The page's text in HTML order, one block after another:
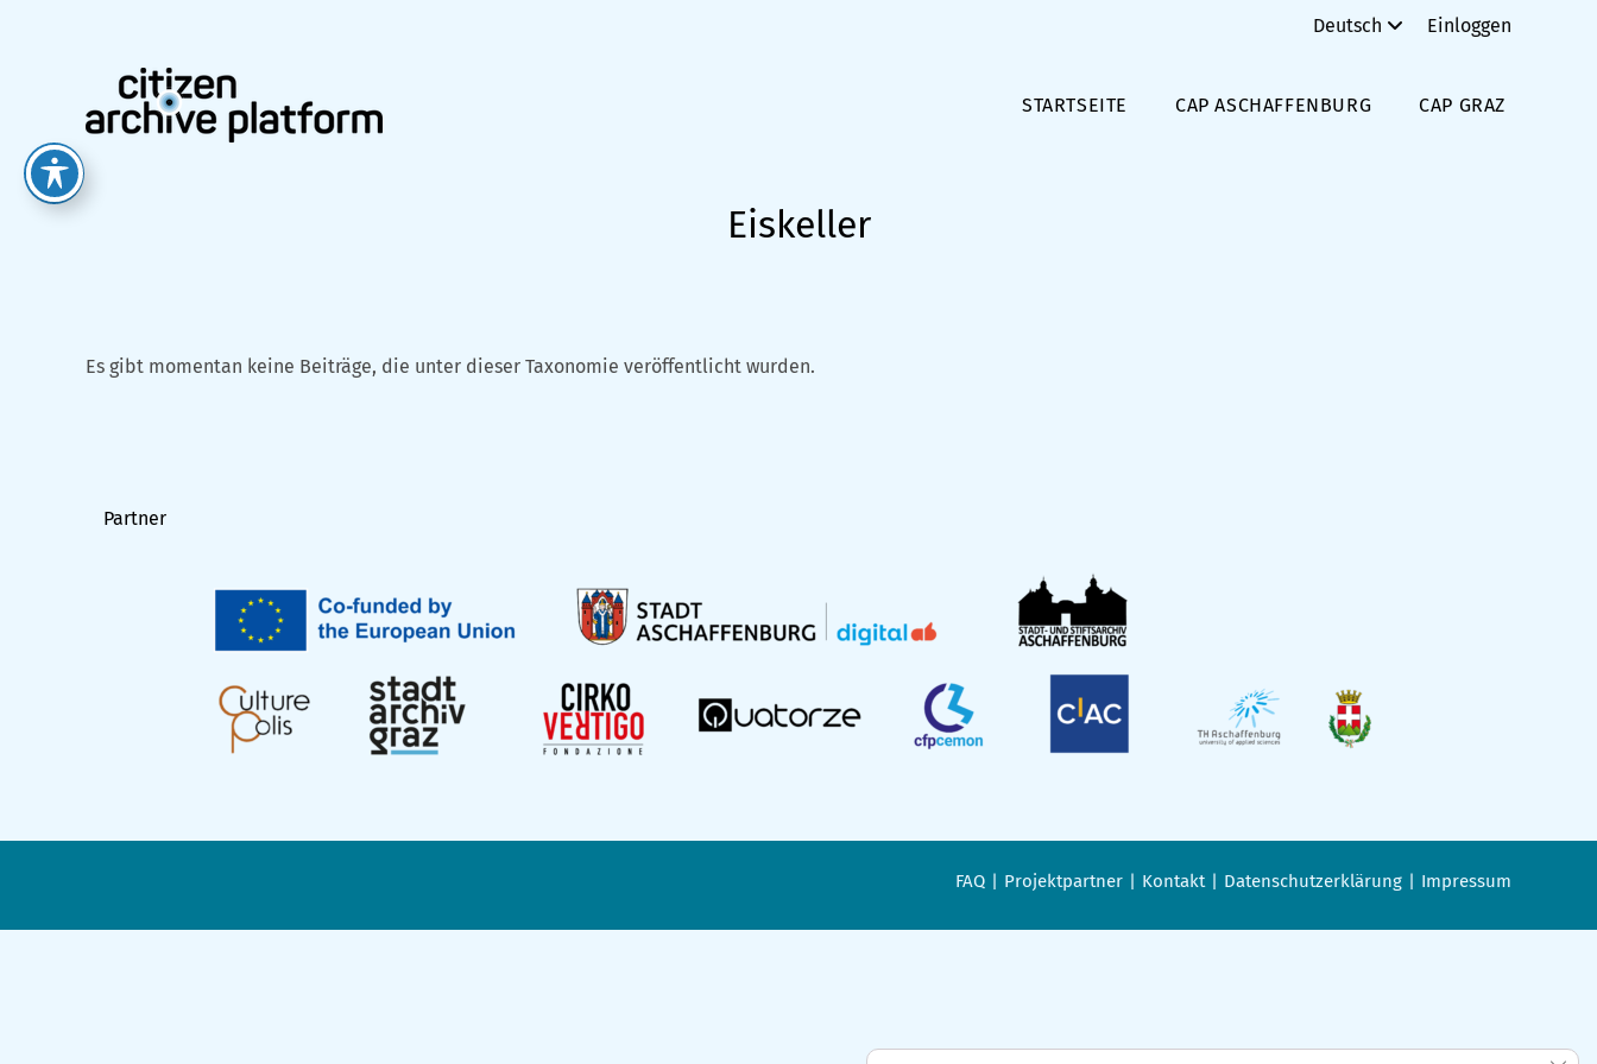
Deutsch Einloggen
STARTSEITE CAP ASCHAFFENBURG CAP GRAZ
Eiskeller
Es gibt momentan keine Beiträge, die unter dieser Taxonomie veröffentlicht wurden.
Partner
FAQ Projektpartner Kontakt Datenschutzerklärung Impressum